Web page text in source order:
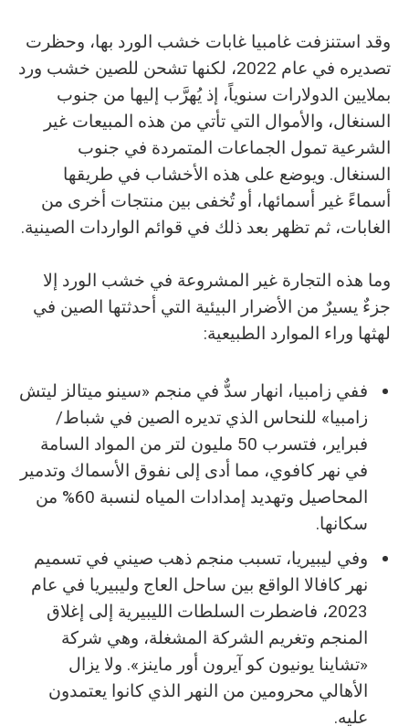
وقد استنزفت غامبيا غابات خشب الورد بها، وحظرت
تصديره في عام 2022، لكنها تشحن للصين خشب ورد
بملايين الدولارات سنوياً، إذ يُهرَّب إليها من جنوب
السنغال، والأموال التي تأتي من هذه المبيعات غير
الشرعية تمول الجماعات المتمردة في جنوب
السنغال. ويوضع على هذه الأخشاب في طريقها
أسماءً غير أسمائها، أو تُخفى بين منتجات أخرى من
الغابات، ثم تظهر بعد ذلك في قوائم الواردات الصينية.
وما هذه التجارة غير المشروعة في خشب الورد إلا
جزءٌ يسيرٌ من الأضرار البيئية التي أحدثتها الصين في
لهثها وراء الموارد الطبيعية:
ففي زامبيا، انهار سدٌّ في منجم «سينو ميتالز ليتش
زامبيا» للنحاس الذي تديره الصين في شباط/
فبراير، فتسرب 50 مليون لتر من المواد السامة
في نهر كافوي، مما أدى إلى نفوق الأسماك وتدمير
المحاصيل وتهديد إمدادات المياه لنسبة 60% من
سكانها.
وفي ليبيريا، تسبب منجم ذهب صيني في تسميم
نهر كافالا الواقع بين ساحل العاج وليبيريا في عام
2023، فاضطرت السلطات الليبيرية إلى إغلاق
المنجم وتغريم الشركة المشغلة، وهي شركة
«تشاينا يونيون كو آيرون أور ماينز». ولا يزال
الأهالي محرومين من النهر الذي كانوا يعتمدون
عليه.